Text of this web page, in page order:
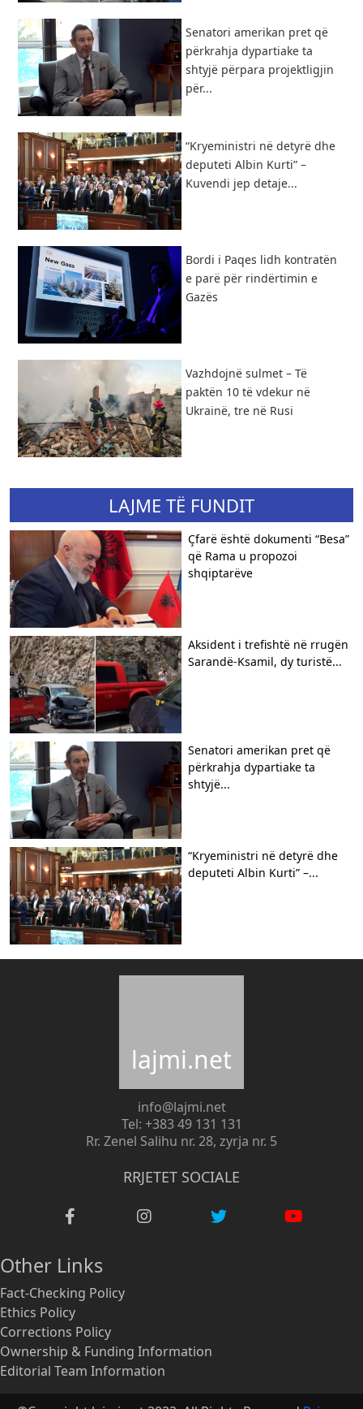
Senatori amerikan pret që
përkrahja dypartiake ta
shtyjë përpara projektligjin
për...
“Kryeministri në detyrë dhe
deputeti Albin Kurti” –
Kuvendi jep detaje...
Bordi i Paqes lidh kontratën
e parë për rindërtimin e
Gazës
Vazhdojnë sulmet – Të
paktën 10 të vdekur në
Ukrainë, tre në Rusi
LAJME TË FUNDIT
Çfarë është dokumenti “Besa”
që Rama u propozoi
shqiptarëve
Aksident i trefishtë në rrugën
Sarandë-Ksamil, dy turistë...
Senatori amerikan pret që
përkrahja dypartiake ta
shtyjë...
“Kryeministri në detyrë dhe
deputeti Albin Kurti” –...
lajmi.net
info@lajmi.net
Tel: +383 49 131 131
Rr. Zenel Salihu nr. 28, zyrja nr. 5
RRJETET SOCIALE
Other Links
Fact-Checking Policy
Ethics Policy
Corrections Policy
Ownership & Funding Information
Editorial Team Information